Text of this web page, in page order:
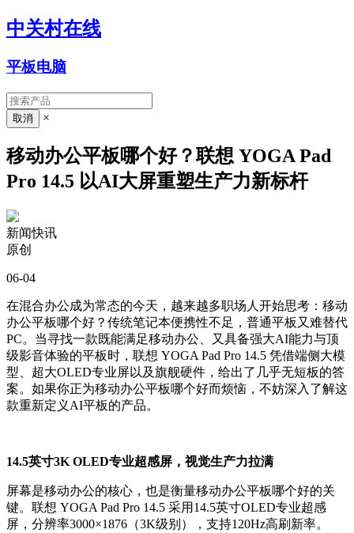
中关村在线
平板电脑
×
移动办公平板哪个好？联想 YOGA Pad
Pro 14.5 以AI大屏重塑生产力新标杆
新闻快讯
原创
06-04
在混合办公成为常态的今天，越来越多职场人开始思考：移动
办公平板哪个好？传统笔记本便携性不足，普通平板又难替代
PC。当寻找一款既能满足移动办公、又具备强大AI能力与顶
级影音体验的平板时，联想 YOGA Pad Pro 14.5 凭借端侧大模
型、超大OLED专业屏以及旗舰硬件，给出了几乎无短板的答
案。如果你正为移动办公平板哪个好而烦恼，不妨深入了解这
款重新定义AI平板的产品。
14.5英寸3K OLED专业超感屏，视觉生产力拉满
屏幕是移动办公的核心，也是衡量移动办公平板哪个好的关
键。联想 YOGA Pad Pro 14.5 采用14.5英寸OLED专业超感
屏，分辨率3000×1876（3K级别），支持120Hz高刷新率。